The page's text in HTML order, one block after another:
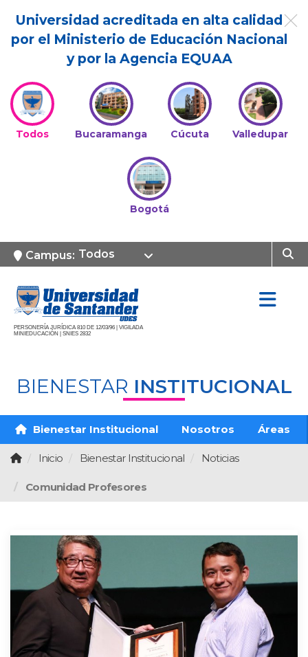
Universidad acreditada en alta calidad
por el Ministerio de Educación Nacional
y por la Agencia EQUAA
Todos Bucaramanga Cúcuta Valledupar
Bogotá
Campus: Todos
PERSONERÍA JURÍDICA 810 DE 12/03/96 | VIGILADA
MINIEDUCACIÓN | SNIES 2832
BIENESTAR INSTITUCIONAL
Bienestar Institucional Nosotros Áreas
Inicio Bienestar Institucional Noticias
Comunidad Profesores